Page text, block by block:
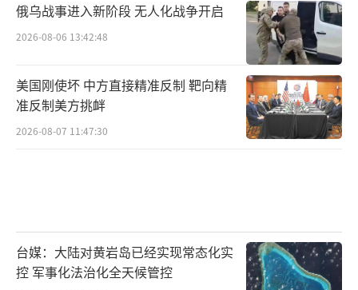
俄乌战事进入新阶段 无人化战争开启
2026-08-06 13:42:48
美国刚使坏 中方直接精准反制 靶向精
准反制美方挑衅
2026-08-07 11:47:30
台媒：大陆对黄岩岛已经实现常态化实
控 军事化法治化全天候管控